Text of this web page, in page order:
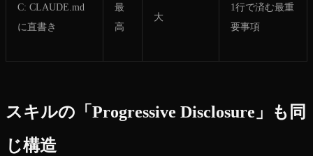
C: CLAUDE.md
に直書き
最
高
大
1行で済む最重
要事項
スキルの「Progressive Disclosure」も同
じ構造